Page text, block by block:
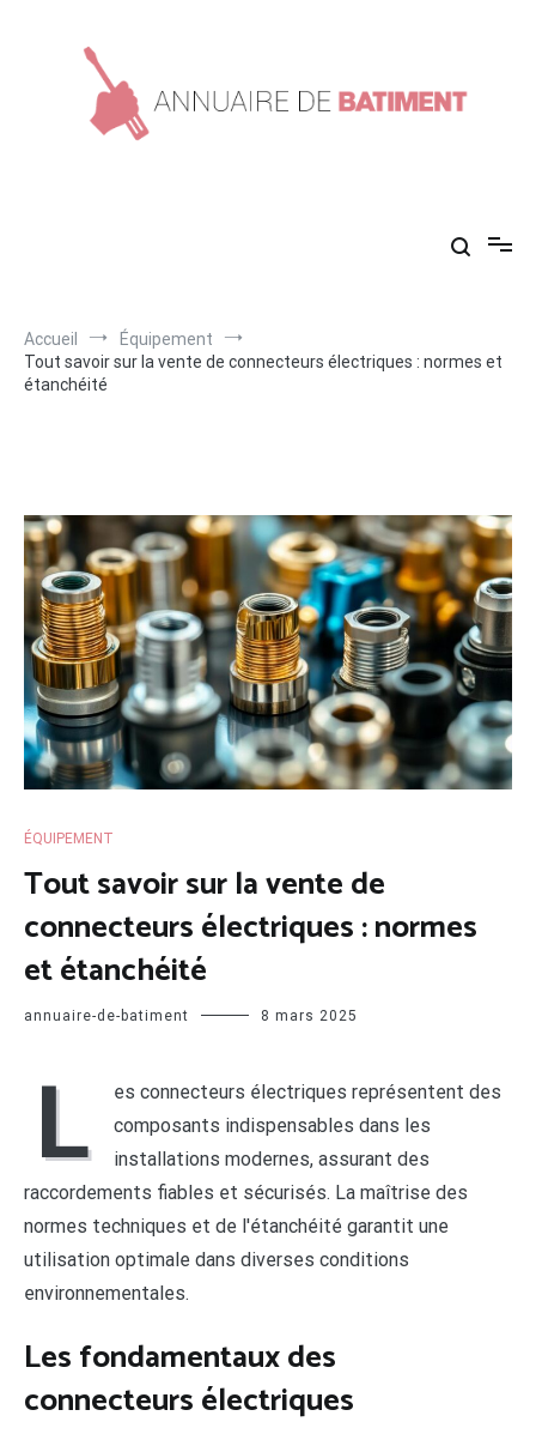
Accueil
Équipement
Tout savoir sur la vente de connecteurs électriques : normes et
étanchéité
ÉQUIPEMENT
Tout savoir sur la vente de
connecteurs électriques : normes
et étanchéité
annuaire-de-batiment 8 mars 2025
L
es connecteurs électriques représentent des
composants indispensables dans les
installations modernes, assurant des
raccordements fiables et sécurisés. La maîtrise des
normes techniques et de l'étanchéité garantit une
utilisation optimale dans diverses conditions
environnementales.
Les fondamentaux des
connecteurs électriques